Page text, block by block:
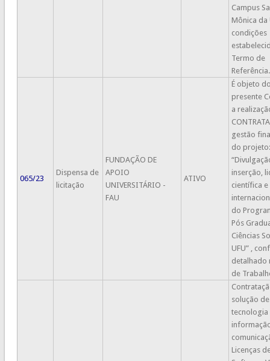
Campus
Mônica da
condições
Termo de
Referência.
065/23
Dispensa de
licitação
FUNDAÇÃO DE
APOIO
UNIVERSITÁRIO -
FAU
ATIVO
É objeto
presente
a
gestão
do projeto:
inserção,
científica e
do
Pós
Ciências
UFU” ,
detalhado
de
solução de
tecnologia
Licenças